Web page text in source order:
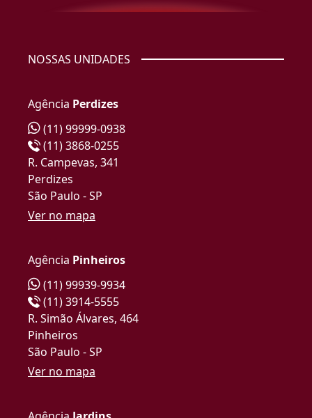
NOSSAS UNIDADES
Agência Perdizes
(11) 99999-0938
(11) 3868-0255
R. Campevas, 341
Perdizes
São Paulo - SP
Ver no mapa
Agência Pinheiros
(11) 99939-9934
(11) 3914-5555
R. Simão Álvares, 464
Pinheiros
São Paulo - SP
Ver no mapa